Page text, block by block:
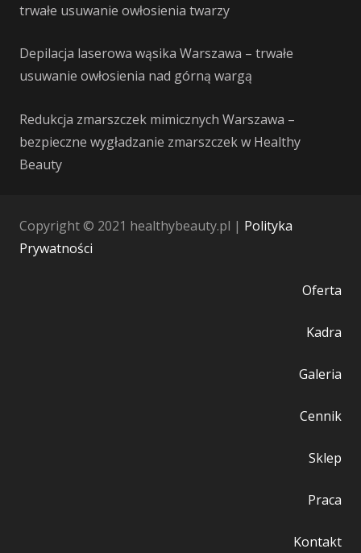
trwałe usuwanie owłosienia twarzy
Depilacja laserowa wąsika Warszawa – trwałe
usuwanie owłosienia nad górną wargą
Redukcja zmarszczek mimicznych Warszawa –
bezpieczne wygładzanie zmarszczek w Healthy
Beauty
Copyright © 2021 healthybeauty.pl | Polityka
Prywatności
Oferta
Kadra
Galeria
Cennik
Sklep
Praca
Kontakt